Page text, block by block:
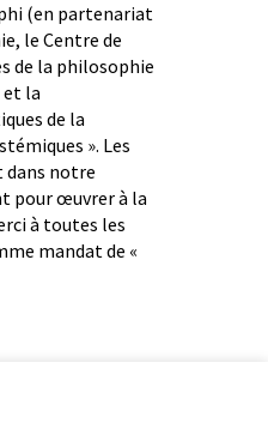
(en partenariat
le Centre de
de la philosophie
et la
de la
». Les
notre
pour œuvrer à la
à toutes les
mandat de «